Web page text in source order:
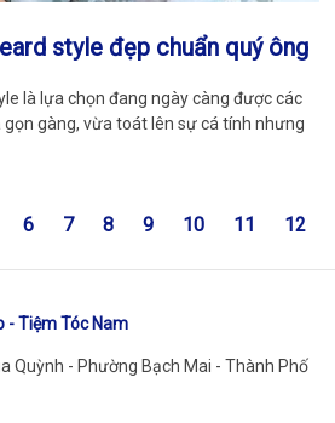
style đẹp chuẩn quý ông
là lựa chọn đang ngày càng được các
gàng, vừa toát lên sự cá tính nhưng
6 7 8 9 10 11 12
- Tiệm Tóc Nam
Quỳnh - Phường Bạch Mai - Thành Phố